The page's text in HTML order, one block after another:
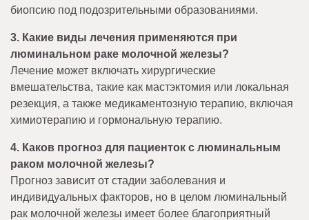
биопсию под подозрительными образованиями.
3. Какие виды лечения применяются при
люминальном раке молочной железы?
Лечение может включать хирургические
вмешательства, такие как мастэктомия или локальная
резекция, а также медикаментозную терапию, включая
химиотерапию и гормональную терапию.
4. Каков прогноз для пациенток с люминальным
раком молочной железы?
Прогноз зависит от стадии заболевания и
индивидуальных факторов, но в целом люминальный
рак молочной железы имеет более благоприятный